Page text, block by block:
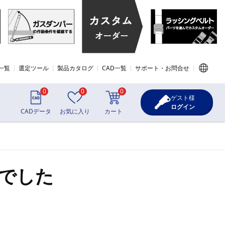
覧 選定ツール 製品カタログ CAD一覧 サポート・お問合せ
0
CADデータ
0
お気に入り
0
カート
ゲスト様
ログイン
した